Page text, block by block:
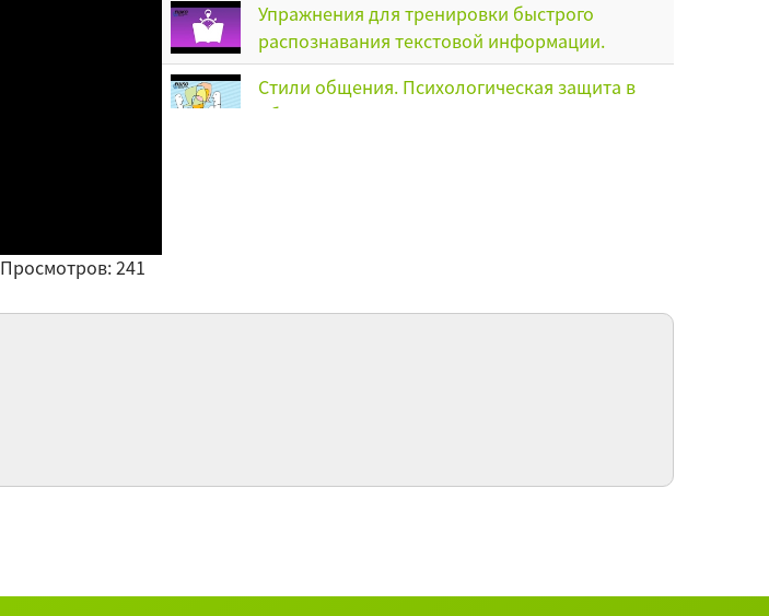
Просмотров: 241
Упражнения для тренировки быстрого
распознавания текстовой информации.
Стили общения. Психологическая защита в
общении
Мотивация и воля